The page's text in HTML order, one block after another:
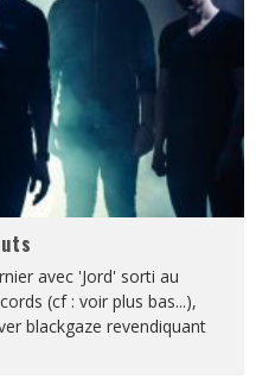
avec 'Jord' sorti au
(cf : voir plus bas...),
blackgaze revendiquant